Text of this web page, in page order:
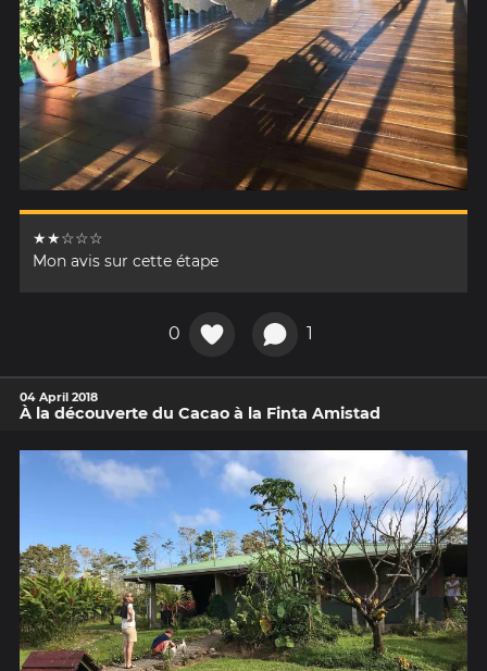
★★☆☆☆
Mon avis sur cette étape
0 1
04 April 2018
À la découverte du Cacao à la Finta Amistad